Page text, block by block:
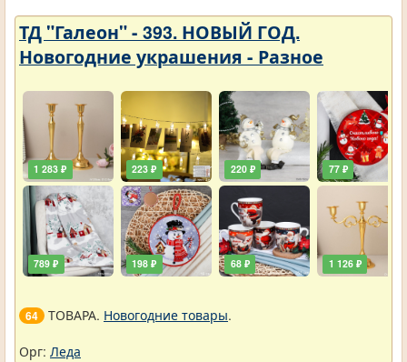
ТД "Галеон" - 393. НОВЫЙ ГОД.
Новогодние украшения - Разное
1 283 ₽
789 ₽
223 ₽
198 ₽
220 ₽
68 ₽
77 ₽
1 126 ₽
64 ТОВАРА. Новогодние товары.
Орг: Леда